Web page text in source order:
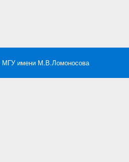
МГУ имени М.В.Ломоносова